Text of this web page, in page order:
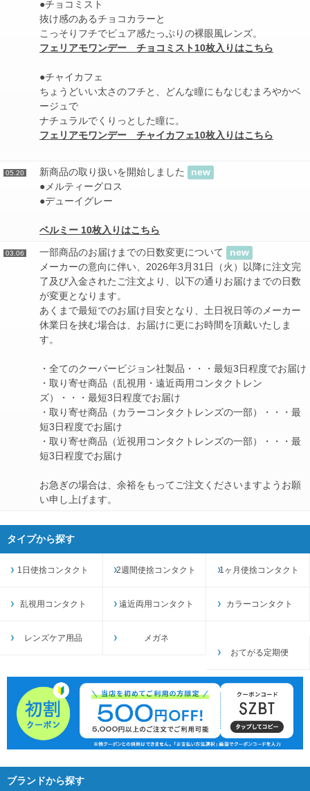
●チョコミスト
抜け感のあるチョコカラーと
こっそりフチでピュア感たっぷりの裸眼風レンズ。
フェリアモワンデー チョコミスト10枚入りはこちら
●チャイカフェ
ちょうどいい太さのフチと、どんな瞳にもなじむまろやかベ
ージュで
ナチュラルでくりっとした瞳に。
フェリアモワンデー チャイカフェ10枚入りはこちら
05.20 新商品の取り扱いを開始しました
new
●メルティーグロス
●デューイグレー
ベルミー 10枚入りはこちら
03.06 一部商品のお届けまでの日数変更について
new
メーカーの意向に伴い、2026年3月31日（火）以降に注文完
了及び入金されたご注文より、以下の通りお届けまでの日数
が変更となります。
あくまで最短でのお届け目安となり、土日祝日等のメーカー
休業日を挟む場合は、お届けに更にお時間を頂戴いたしま
す。
・全てのクーパービジョン社製品・・・最短3日程度でお届け
・取り寄せ商品（乱視用・遠近両用コンタクトレン
ズ）・・・最短3日程度でお届け
・取り寄せ商品（カラーコンタクトレンズの一部）・・・最
短3日程度でお届け
・取り寄せ商品（近視用コンタクトレンズの一部）・・・最
短3日程度でお届け
お急ぎの場合は、余裕をもってご注文くださいますようお願
い申し上げます。
タイプから探す
1日使捨コンタクト 2週間使捨コンタクト 1ヶ月使捨コンタクト
乱視用コンタクト 遠近両用コンタクト カラーコンタクト
レンズケア用品
メガネ
おてがる定期便
ブランドから探す